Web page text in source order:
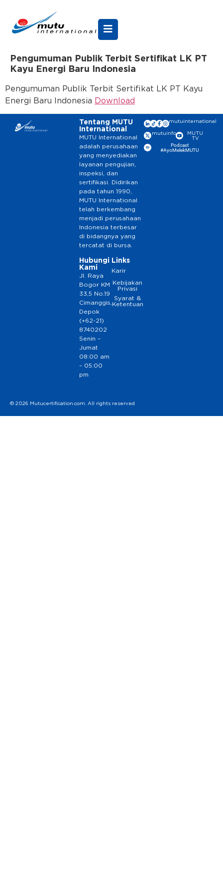
Pengumuman Publik Terbit Sertifikat LK PT
Kayu Energi Baru Indonesia
Pengumuman Publik Terbit Sertifikat LK PT Kayu
Energi Baru Indonesia Download
Tentang MUTU
International
MUTU International
adalah perusahaan
yang menyediakan
layanan pengujian,
inspeksi, dan
sertifikasi. Didirikan
pada tahun 1990,
MUTU International
telah berkembang
menjadi perusahaan
Indonesia terbesar
di bidangnya yang
tercatat di bursa.
Hubungi
Kami
Jl. Raya
Bogor KM
33,5 No.19
Cimanggis,
Depok
(+62-21)
8740202
Senin –
Jumat
08:00 am
– 05:00
pm
Links
Karir
Kebijakan
Privasi
Syarat &
Ketentuan
mutuinternational
mutuinfo
MUTU
TV
Podcast
#AyoMelekMUTU
© 2026 Mutucertification.com. All rights reserved